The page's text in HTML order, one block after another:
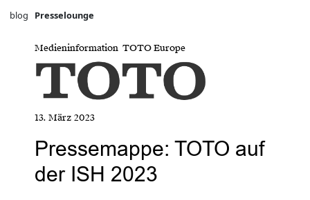
blog Presselounge
Medieninformation TOTO Europe
13. März 2023
Pressemappe: TOTO auf
der ISH 2023